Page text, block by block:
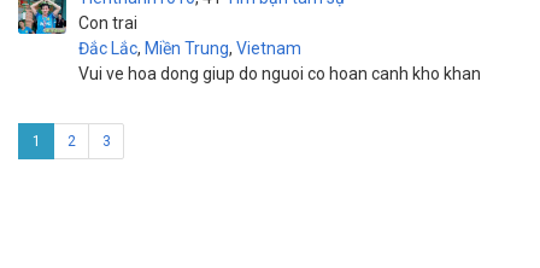
Con trai
Đắc Lắc, Miền Trung, Vietnam
Vui ve hoa dong giup do nguoi co hoan canh kho khan
1 2 3